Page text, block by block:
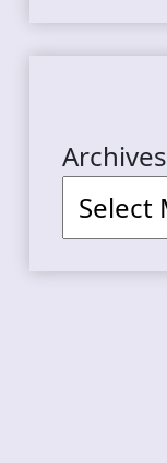
Archives